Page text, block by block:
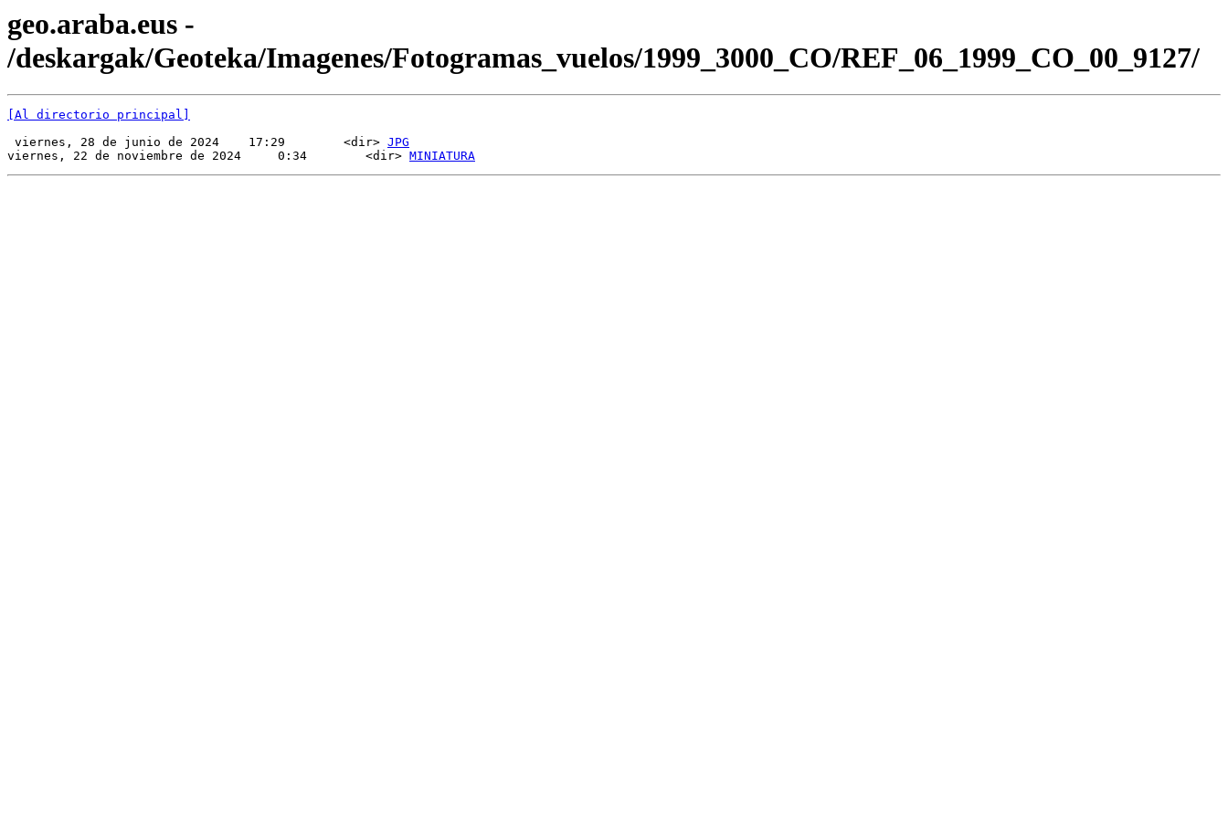
geo.araba.eus -
/deskargak/Geoteka/Imagenes/Fotogramas_vuelos/1999_3000_CO/REF_06_1999_CO_00_9127/
[Al directorio principal]
viernes, 28 de junio de 2024    17:29        <dir> JPG
viernes, 22 de noviembre de 2024     0:34        <dir> MINIATURA